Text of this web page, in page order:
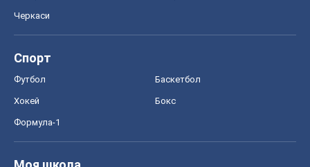
Черкаси
Спорт
Футбол Баскетбол
Хокей Бокс
Формула-1